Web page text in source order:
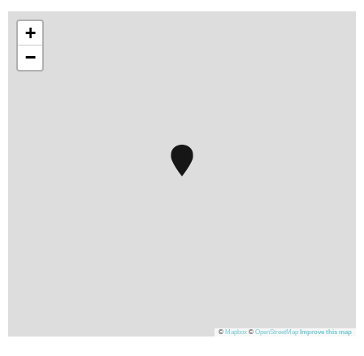
+
−
© Mapbox © OpenStreetMap Improve this map